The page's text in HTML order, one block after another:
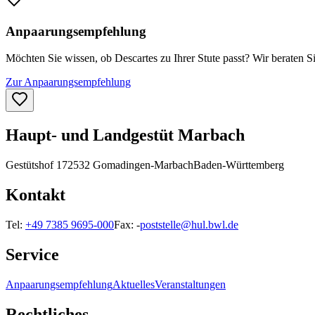
Anpaarungsempfehlung
Möchten Sie wissen, ob Descartes zu Ihrer Stute passt? Wir beraten
Zur Anpaarungsempfehlung
Haupt- und Landgestüt Marbach
Gestütshof 1 72532 Gomadingen-MarbachBaden-Württemberg
Kontakt
Tel: +49 7385 9695-000Fax: -poststelle@hul.bwl.de
Service
AnpaarungsempfehlungAktuellesVeranstaltungen